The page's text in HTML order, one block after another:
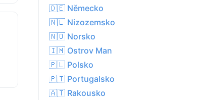
🇩🇪 Německo
🇳🇱 Nizozemsko
🇳🇴 Norsko
🇮🇲 Ostrov Man
🇵🇱 Polsko
🇵🇹 Portugalsko
🇦🇹 Rakousko